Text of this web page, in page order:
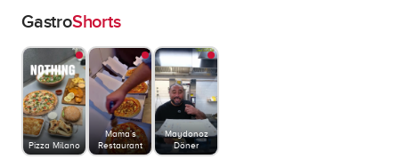
GastroShorts
Pizza Milano
Mama´s
Restaurant
Maydonoz
Döner